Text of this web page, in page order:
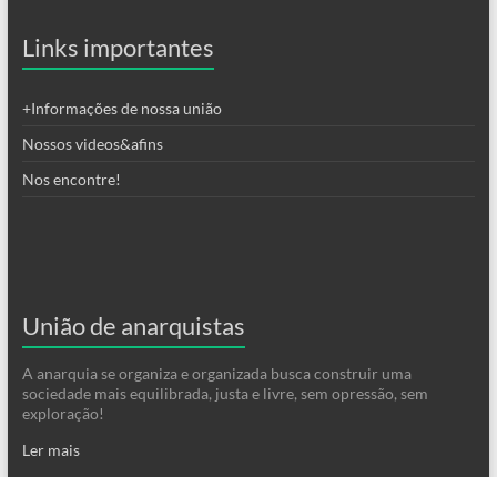
Links importantes
+Informações de nossa união
Nossos videos&afins
Nos encontre!
União de anarquistas
A anarquia se organiza e organizada busca construir uma
sociedade mais equilibrada, justa e livre, sem opressão, sem
exploração!
Ler mais